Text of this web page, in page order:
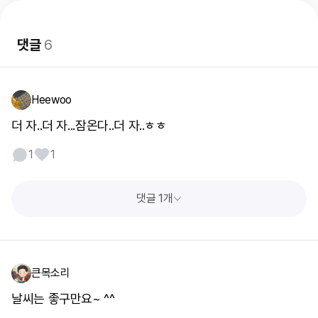
댓글6
Heewoo
더 자..더 자...잠온다..더 자..ㅎㅎ
1 1
댓글 1개
큰목소리
날씨는 좋구만요~ ^^